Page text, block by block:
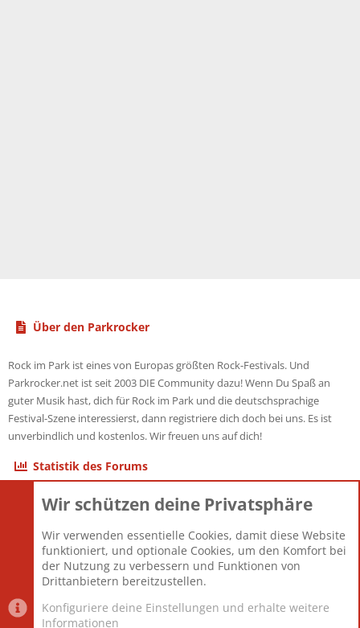
Über den Parkrocker
Rock im Park ist eines von Europas größten Rock-Festivals. Und
Parkrocker.net ist seit 2003 DIE Community dazu! Wenn Du Spaß an
guter Musik hast, dich für Rock im Park und die deutschsprachige
Festival-Szene interessierst, dann registriere dich doch bei uns. Es ist
unverbindlich und kostenlos. Wir freuen uns auf dich!
Statistik des Forums
Themen
Mitglieder
12.427
Neuestes Mitglied
Berlin
Wir schützen deine Privatsphäre
Wir verwenden essentielle Cookies, damit diese Website
funktioniert, und optionale Cookies, um den Komfort bei
der Nutzung zu verbessern und Funktionen von
Drittanbietern bereitzustellen.
Konfiguriere deine Einstellungen und erhalte weitere
Informationen